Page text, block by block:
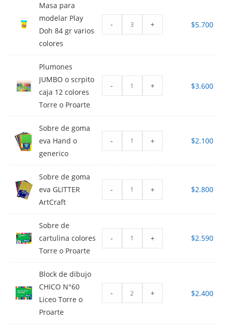
Masa para
modelar Play
Doh 84 gr varios
colores
- + $5.700
Plumones
JUMBO o scrpito
caja 12 colores
Torre o Proarte
- + $3.600
Sobre de goma
eva Hand o
generico
- + $2.100
Sobre de goma
eva GLITTER
ArtCraft
- + $2.800
Sobre de
cartulina colores
Torre o Proarte
- + $2.590
Block de dibujo
CHICO N°60
Liceo Torre o
Proarte
- + $2.400